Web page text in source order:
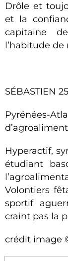
Drôle et
et la
capitaine
l’habitude de
SÉBASTIEN
Hyperactif,
étudiant
Volontiers
sportif
craint pas la
crédit image